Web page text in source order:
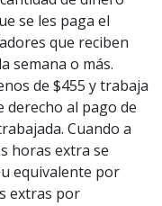
se les paga el
que reciben
semana o más.
de $455 y trabaja
derecho al pago de
Cuando a
horas extra se
equivalente por
extras por